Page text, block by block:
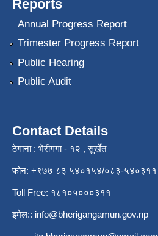
Reports
Annual Progress Report
Trimester Progress Report
Public Hearing
Public Audit
Contact Details
ठेगाना : भेरीगंगा - १२ , सुर्खेत
फोन: +९७७ ८३ ५४०१५४/०८३-५४०३११
Toll Free: १८१०५०००३११
इमेल:: info@bherigangamun.gov.np